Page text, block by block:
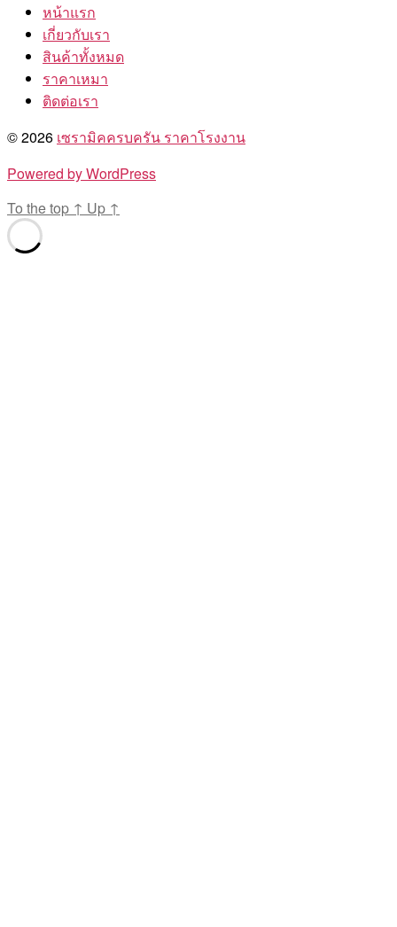
หน้าแรก
เกี่ยวกับเรา
สินค้าทั้งหมด
ราคาเหมา
ติดต่อเรา
© 2026 เซรามิคครบครัน ราคาโรงงาน
Powered by WordPress
To the top ↑ Up ↑